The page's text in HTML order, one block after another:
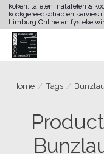
koken, tafelen, natafelen &
kookgereedschap en servies
Limburg Online en fysieke
Home / Tags /